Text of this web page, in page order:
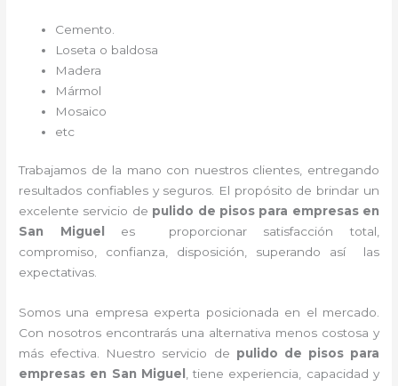
Cemento.
Loseta o baldosa
Madera
Mármol
Mosaico
etc
Trabajamos de la mano con nuestros clientes, entregando
resultados confiables y seguros. El propósito de brindar un
excelente servicio de pulido de pisos para empresas en
San Miguel
es proporcionar satisfacción total,
compromiso, confianza, disposición, superando así las
expectativas.
Somos una empresa experta posicionada en el mercado.
Con nosotros encontrarás una alternativa menos costosa y
más efectiva. Nuestro servicio de pulido de pisos para
empresas en San Miguel , tiene experiencia, capacidad y